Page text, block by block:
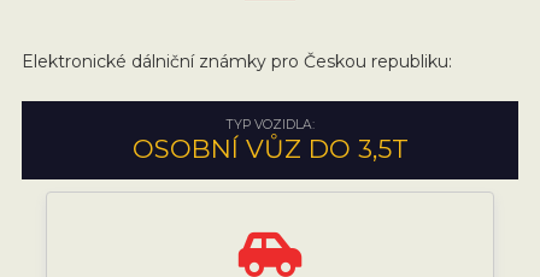
Elektronické dálniční známky pro Českou republiku:
TYP VOZIDLA:
OSOBNÍ VŮZ DO 3,5T